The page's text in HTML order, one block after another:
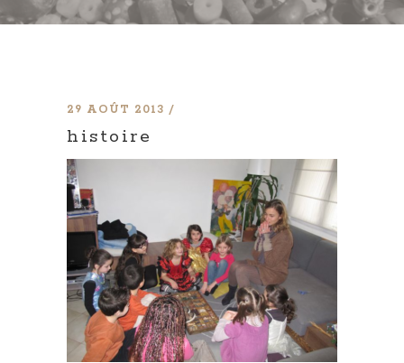
29 AOÛT 2013
histoire